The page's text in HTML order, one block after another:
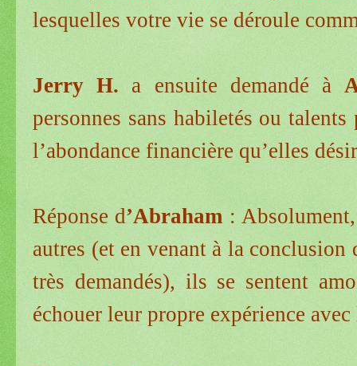
lesquelles votre vie se déroule
Jerry H. a ensuite demandé à
personnes sans habiletés ou
l’abondance financière qu’elles
Réponse d’Abraham :
autres (et en venant à la
très demandés), ils se sentent
échouer leur propre expérience